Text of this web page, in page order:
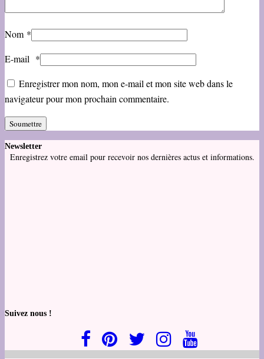
Nom *
E-mail *
Enregistrer mon nom, mon e-mail et mon site web dans le
navigateur pour mon prochain commentaire.
Newsletter
Enregistrez votre email pour recevoir nos dernières actus et informations.
Suivez nous !